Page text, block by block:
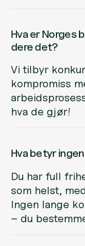
Hva er Norges
dere det?
Vi tilbyr
kompromiss
hva de gjør!
Hva betyr
Du har full
som helst,
Ingen lange
– du